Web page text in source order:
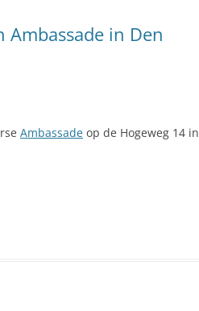
Ambassade in Den
Ambassade op de Hogeweg 14 in